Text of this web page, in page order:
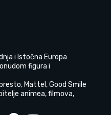
i Istočna Europa
figura i
Mattel, Good Smile
animea, filmova,